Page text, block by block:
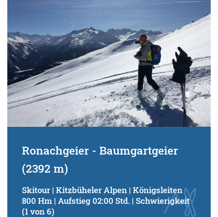
Ronachgeier - Baumgartgeier
(2392 m)
Skitour | Kitzbüheler Alpen | Königsleiten
800 Hm | Aufstieg 02:00 Std. | Schwierigkeit
(1 von 6)